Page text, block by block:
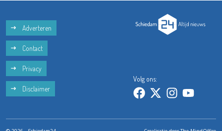
Adverteren
Contact
Privacy
Disclaimer
Volg ons: